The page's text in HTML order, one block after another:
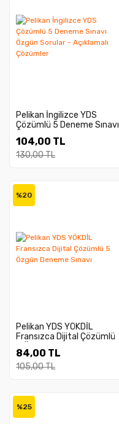
Pelikan İngilizce YDS
Çözümlü 5 Deneme Sınavı
Çözümler
104,00 TL
130,00 TL
%20
Pelikan YDS YÖKDİL
Fransızca Dijital Çözümlü
84,00 TL
105,00 TL
%25